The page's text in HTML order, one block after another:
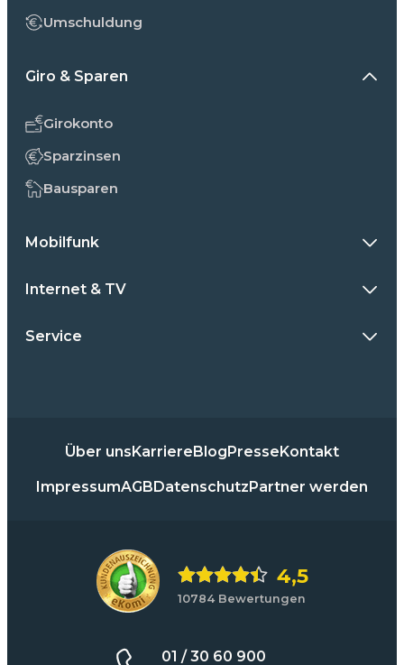
Umschuldung
Giro & Sparen
Girokonto
Sparzinsen
Bausparen
Mobilfunk
Internet & TV
Service
Über unsKarriereBlogPresseKontakt
ImpressumAGBDatenschutzPartner werden
4,5
10784 Bewertungen
01 / 30 60 900